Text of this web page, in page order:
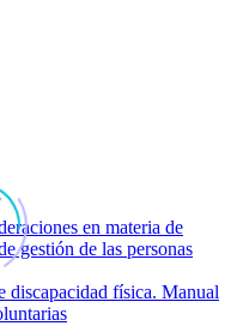
discapacidad física. Manual